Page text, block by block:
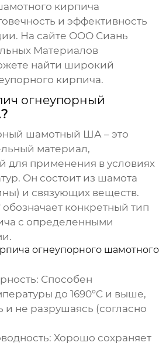
кирпича
и эффективность
На сайте ООО Сиань
Материалов
найти широкий
кирпича.
огнеупорный
?
шамотный ША – это
материал,
для применения в условиях
Он состоит из шамота
и связующих веществ.
конкретный тип
с определенными
огнеупорного шамотного
Способен
до 1690°C и выше,
не разрушаясь (согласно
Хорошо сохраняет